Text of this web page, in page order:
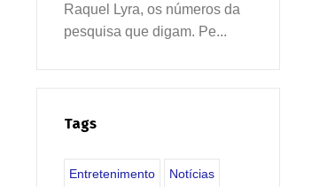
Raquel Lyra, os números da
pesquisa que digam. Pe...
Tags
Entretenimento Notícias